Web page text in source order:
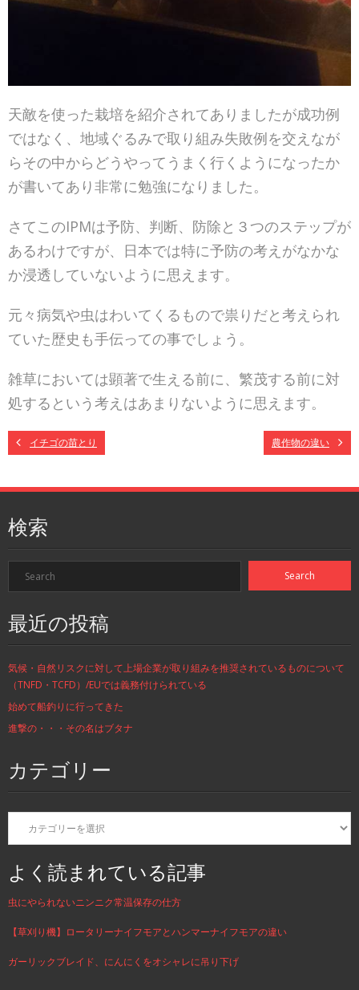
天敵を使った栽培を紹介されてありましたが成功例
ではなく、地域ぐるみで取り組み失敗例を交えなが
らその中からどうやってうまく行くようになったか
が書いてあり非常に勉強になりました。
さてこのIPMは予防、判断、防除と３つのステップが
あるわけですが、日本では特に予防の考えがなかな
か浸透していないように思えます。
元々病気や虫はわいてくるもので祟りだと考えられ
ていた歴史も手伝っての事でしょう。
雑草においては顕著で生える前に、繁茂する前に対
処するという考えはあまりないように思えます。
イチゴの苗とり 農作物の違い
検索
最近の投稿
気候・自然リスクに対して上場企業が取り組みを推奨されているものについて
（TNFD・TCFD）/EUでは義務付けられている
始めて船釣りに行ってきた
進撃の・・・その名はブタナ
カテゴリー
カ
ゴ
リ
ー
よく読まれている記事
虫にやられないニンニク常温保存の仕方
【草刈り機】ロータリーナイフモアとハンマーナイフモアの違い
ガーリックブレイド、にんにくをオシャレに吊り下げ